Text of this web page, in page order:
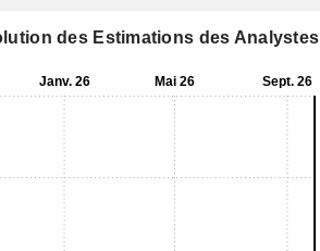
des Estimations des Analystes